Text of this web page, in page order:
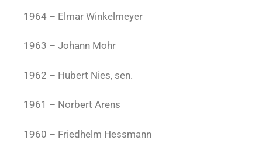
1964 – Elmar Winkelmeyer
1963 – Johann Mohr
1962 – Hubert Nies, sen.
1961 – Norbert Arens
1960 – Friedhelm Hessmann